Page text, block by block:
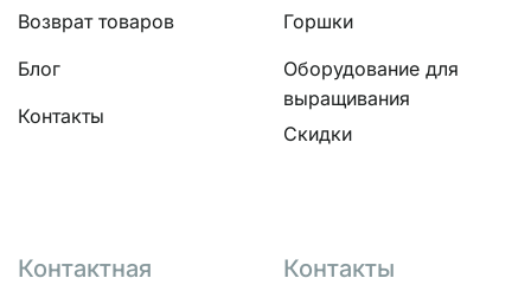
Возврат товаров
Блог
Контакты
Горшки
Оборудование для
выращивания
Скидки
Контактная
Контакты